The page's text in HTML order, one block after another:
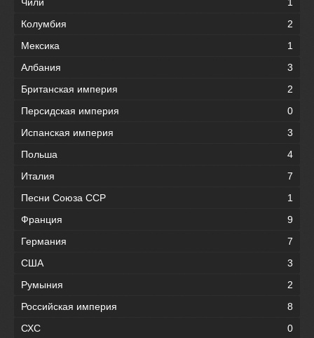
Колумбия
2
Мексика
1
Албания
3
Британская империя
2
Персидская империя
0
Испанская империя
3
Польша
4
Италия
7
Песни Союза ССР
1
Франция
9
Германия
7
США
3
Румыния
2
Российская империя
8
СХС
0